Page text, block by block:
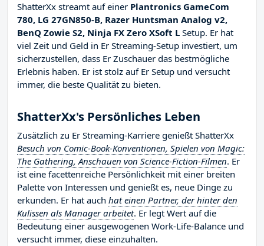
ShatterXx streamt auf einer Plantronics GameCom
780, LG 27GN850-B, Razer Huntsman Analog v2,
BenQ Zowie S2, Ninja FX Zero XSoft L Setup. Er hat
viel Zeit und Geld in Er Streaming-Setup investiert, um
sicherzustellen, dass Er Zuschauer das bestmögliche
Erlebnis haben. Er ist stolz auf Er Setup und versucht
immer, die beste Qualität zu bieten.
ShatterXx's Persönliches Leben
Zusätzlich zu Er Streaming-Karriere genießt ShatterXx
Besuch von Comic-Book-Konventionen, Spielen von Magic:
The Gathering, Anschauen von Science-Fiction-Filmen. Er
ist eine facettenreiche Persönlichkeit mit einer breiten
Palette von Interessen und genießt es, neue Dinge zu
erkunden. Er hat auch hat einen Partner, der hinter den
Kulissen als Manager arbeitet. Er legt Wert auf die
Bedeutung einer ausgewogenen Work-Life-Balance und
versucht immer, diese einzuhalten.